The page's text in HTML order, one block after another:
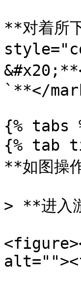
**对着所
`**</
{% tabs
{% tab
**如图操
> **进入